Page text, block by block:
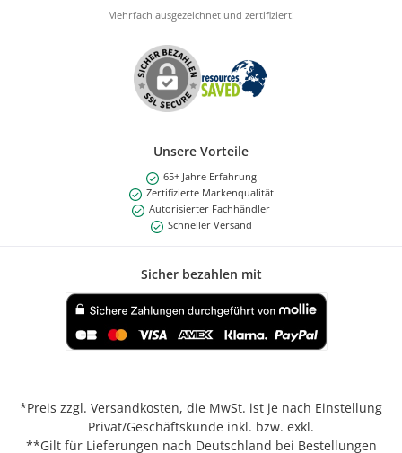
Mehrfach ausgezeichnet und zertifiziert!
Unsere Vorteile
65+ Jahre Erfahrung
Zertifizierte Markenqualität
Autorisierter Fachhändler
Schneller Versand
Sicher bezahlen mit
*Preis zzgl. Versandkosten, die MwSt. ist je nach Einstellung
Privat/Geschäftskunde inkl. bzw. exkl.
**Gilt für Lieferungen nach Deutschland bei Bestellungen